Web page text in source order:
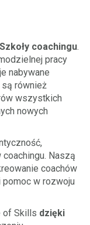
Szkoły coachingu.
pracy
nabywane
również
wszystkich
nowych
Naszą
coachów
w rozwoju
of Skills dzięki